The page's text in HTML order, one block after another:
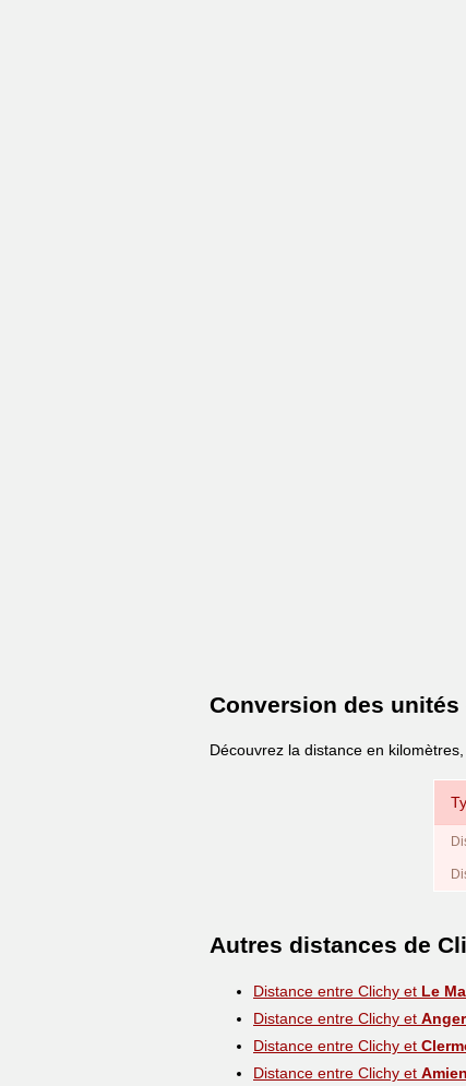
Conversion des unités
Découvrez la distance en
Autres distances de
Distance entre Clichy et Le
Distance entre Clichy et
Distance entre Clichy et
Distance entre Clichy et